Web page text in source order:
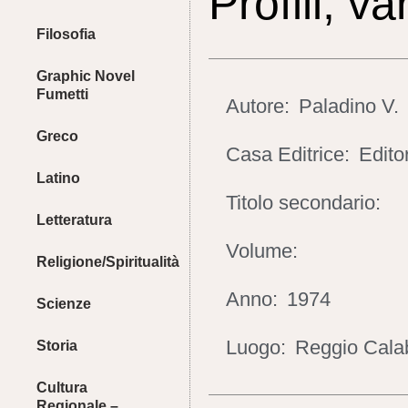
Filosofia
Graphic Novel
Fumetti
Greco
Latino
Letteratura
Religione/Spiritualità
Scienze
Storia
Cultura
Autore: Paladino V.
Casa Editrice:
Titolo secondario:
Volume:
Anno: 1974
Luogo: Reggio